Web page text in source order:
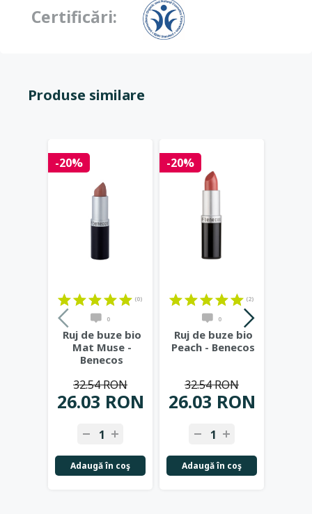
Certificări:
Produse similare
-20%
(0)
0
Ruj de buze bio
Mat Muse -
Benecos
26.03 RON
32.54 RON
Adaugă în coş
-20%
(2)
0
Ruj de buze bio
Peach - Benecos
26.03 RON
32.54 RON
Adaugă în coş
+ +